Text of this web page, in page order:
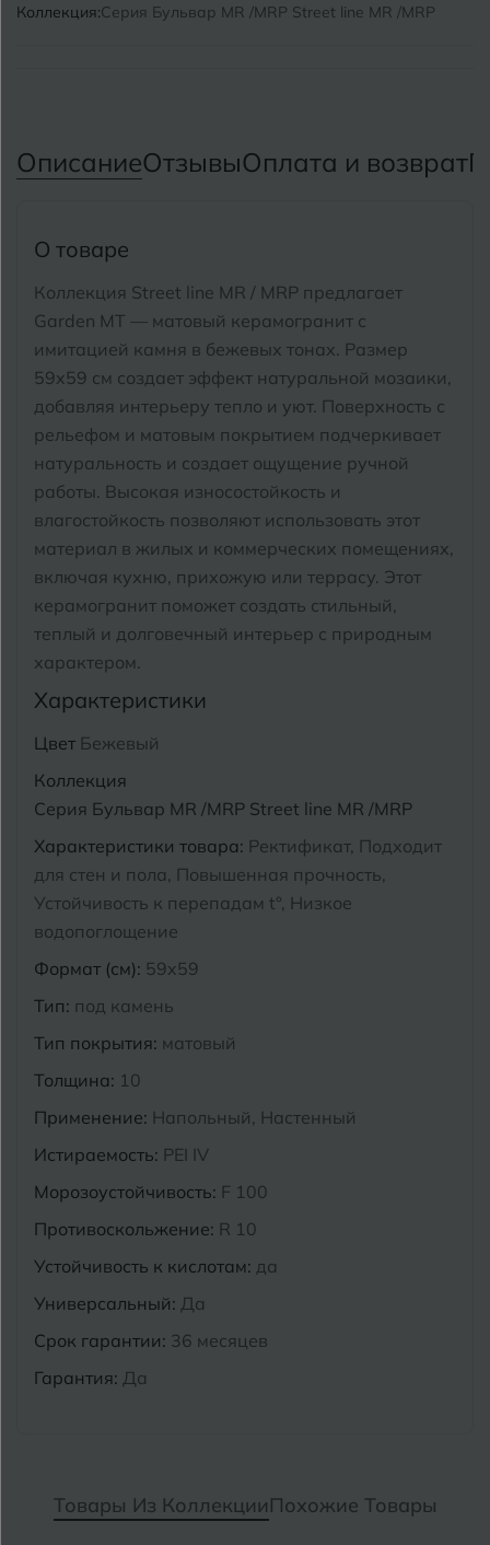
Коллекция:Серия Бульвар MR /MRP Street line MR /MRP
ОписаниеОтзывыОплата и возврат
О товаре
Коллекция Street line MR / MRP предлагает
Garden MT — матовый керамогранит с
имитацией камня в бежевых тонах. Размер
59x59 см создает эффект натуральной мозаики,
добавляя интерьеру тепло и уют. Поверхность с
рельефом и матовым покрытием подчеркивает
натуральность и создает ощущение ручной
работы. Высокая износостойкость и
влагостойкость позволяют использовать этот
материал в жилых и коммерческих помещениях,
включая кухню, прихожую или террасу. Этот
керамогранит поможет создать стильный,
теплый и долговечный интерьер с природным
характером.
Характеристики
Цвет Бежевый
Коллекция
Серия Бульвар MR /MRP Street line MR /MRP
Характеристики товара: Ректификат, Подходит
для стен и пола, Повышенная прочность,
Устойчивость к перепадам t°, Низкое
водопоглощение
Формат (см): 59x59
Тип: под камень
Тип покрытия: матовый
Толщина: 10
Применение: Напольный, Настенный
Истираемость: PEI IV
Морозоустойчивость: F 100
Противоскольжение: R 10
Устойчивость к кислотам: да
Универсальный: Да
Срок гарантии: 36 месяцев
Гарантия: Да
Товары Из КоллекцииПохожие Товары
Г Геленджик
Екатеринбург
Иваново
Ижевск
Кемерово
Ковров
Кострома
Котлас
Курганинск
Магнитогорск
Майкоп
Муром
Тверь
Тобольск
Тольятти
Томск
Тула
Тюмень
У Улан-Удэ
Ульяновск
Чебоксары
Челябинск
Э